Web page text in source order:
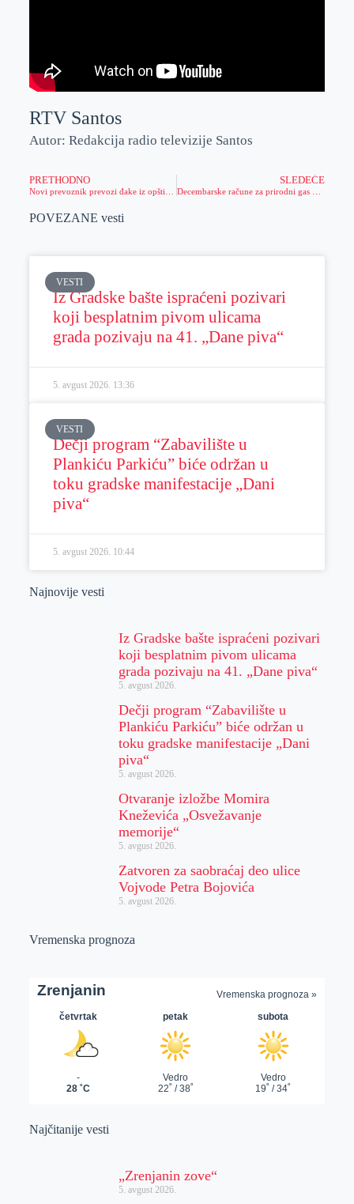
RTV Santos
Autor: Redakcija radio televizije Santos
PRETHODNO SLEDEĆE
POVEZANE vesti
VESTI
Iz Gradske bašte ispraćeni pozivari
koji besplatnim pivom ulicama
grada pozivaju na 41. „Dane piva“
5. avgust 2026. 13:36
VESTI
Dečji program “Zabavilište u
Plankiću Parkiću” biće održan u
toku gradske manifestacije „Dani
piva“
5. avgust 2026. 10:44
Najnovije vesti
Iz Gradske bašte ispraćeni pozivari
koji besplatnim pivom ulicama
grada pozivaju na 41. „Dane piva“
5. avgust 2026.
Dečji program “Zabavilište u
Plankiću Parkiću” biće održan u
toku gradske manifestacije „Dani
piva“
5. avgust 2026.
Otvaranje izložbe Momira
Kneževića „Osvežavanje
memorije“
5. avgust 2026.
Zatvoren za saobraćaj deo ulice
Vojvode Petra Bojovića
5. avgust 2026.
Vremenska prognoza
Najčitanije vesti
„Zrenjanin zove“
5. avgust 2026.